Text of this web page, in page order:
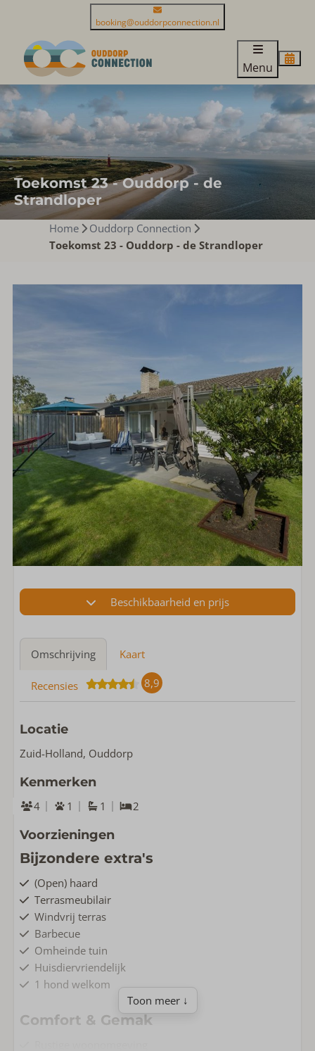
booking@ouddorpconnection.nl
Menu
Toekomst 23 - Ouddorp - de
Strandloper
Home
Ouddorp Connection
Toekomst 23 - Ouddorp - de Strandloper
Beschikbaarheid en prijs
Omschrijving Kaart
Recensies 8,9
Locatie
Zuid-Holland, Ouddorp
Kenmerken
4 1 1 2
Voorzieningen
Bijzondere extra's
(Open) haard
Terrasmeubilair
Windvrij terras
Barbecue
Omheinde tuin
Huisdiervriendelijk
1 hond welkom
Comfort & Gemak
Toon meer ↓